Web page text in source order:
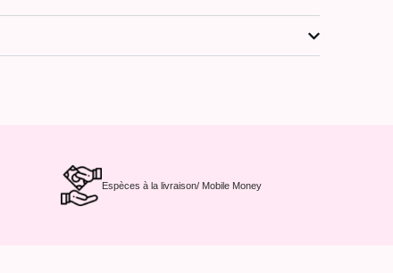
Espèces à la livraison/ Mobile Money